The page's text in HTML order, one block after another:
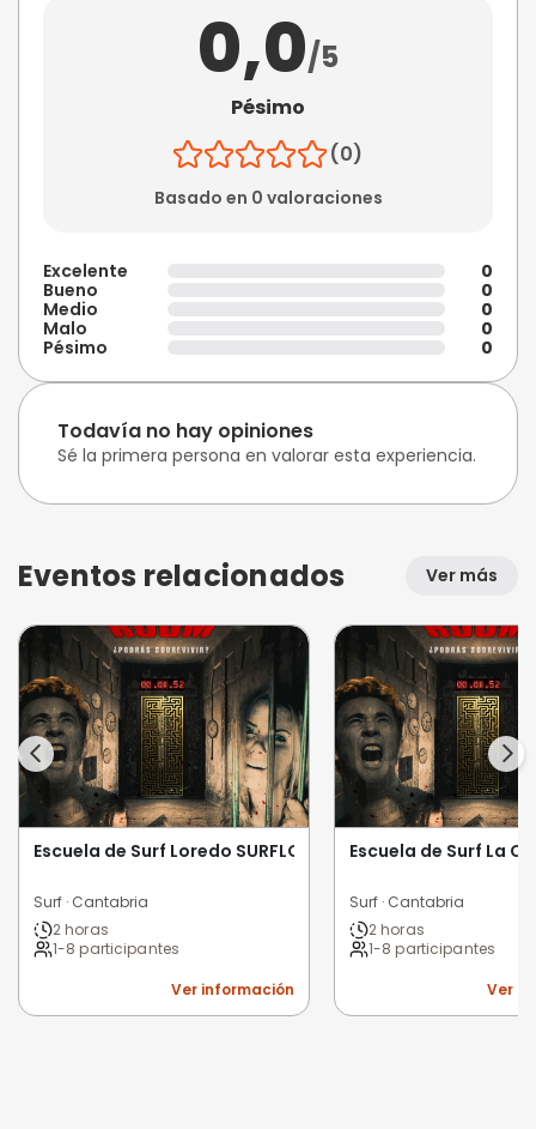
0,0/5
Pésimo
(0)
Basado en 0 valoraciones
Excelente
0
Bueno
0
Medio
0
Malo
0
Pésimo
0
Todavía no hay opiniones
Sé la primera persona en valorar esta experiencia.
Eventos relacionados Ver más
Escuela de Surf Loredo SURFLOSOFY SCHOOL
Surf · Cantabria
2 horas
1-8 participantes
Ver información
Escuela de Surf La
Surf · Cantabria
2 horas
1-8 participantes
Ver